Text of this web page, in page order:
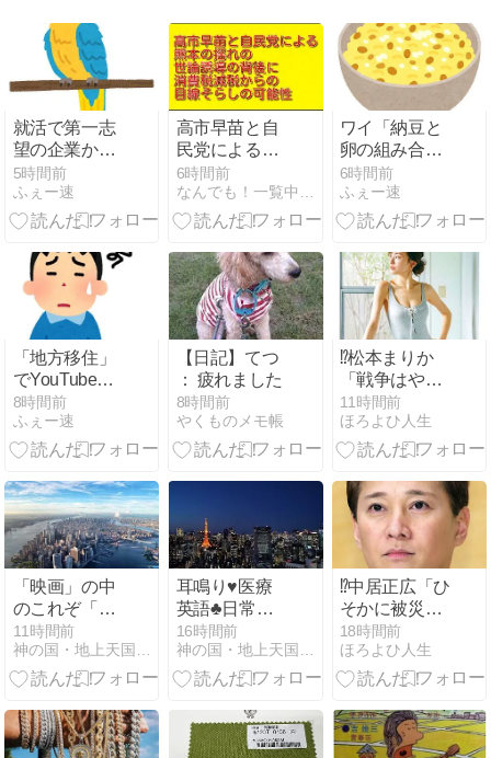
就活で第一志
望の企業から
内々定貰った!!
5時間前
ふぇー速
高市早苗と自
民党による熊
本の揺れの世
論誘導の背後
に消費税減税
らしの可能性
6時間前
ワイ「納豆と
卵の組み合わ
せうめえ」う
ざい奴「その
組み合わせNG
6時間前
ふぇー速
「地方移住」
でYouTubeで
検索すると悲
惨だよな
8時間前
ふぇー速
【日記】てつ
： 疲れました
8時間前
やくものメモ帳
⁉️松本まりか
「戦争はやっ
ちゃいかん」
自身の身体に
刻んだ“祖父の
-2chまとめ-
11時間前
ほろよひ人生
「映画」の中
のこれぞ「映
画」というこ
とが起きる！
11時間前
神の国・地上天国の実現を目指して！
耳鳴り♥医療
英語♣日常会
話 ringing in
the ears医学用
語 tinnitus♥
16時間前
神の国・地上天国の実現を目指して！
⁉️中居正広「ひ
そかに被災地
支援」か 2016
年の熊本地震
直後には現地
友・松本人志
の闘病に心を
18時間前
ほろよひ人生